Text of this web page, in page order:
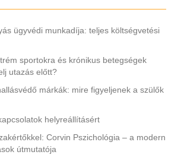
ügyvédi munkadíja: teljes költségvetési
sportokra és krónikus betegségek
utazás előtt?
márkák: mire figyeljenek a szülők
helyreállításért
Corvin Pszichológia – a modern
útmutatója